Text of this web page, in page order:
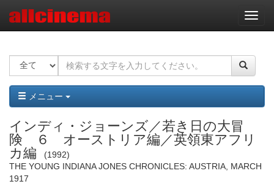
ナ
ビ
ー
ョ
ン
メニュー
インディ・ジョーンズ／若き日の大冒
険 ６ オーストリア編／英領東アフリ
カ編
1992
THE YOUNG INDIANA JONES CHRONICLES: AUSTRIA, MARCH
1917